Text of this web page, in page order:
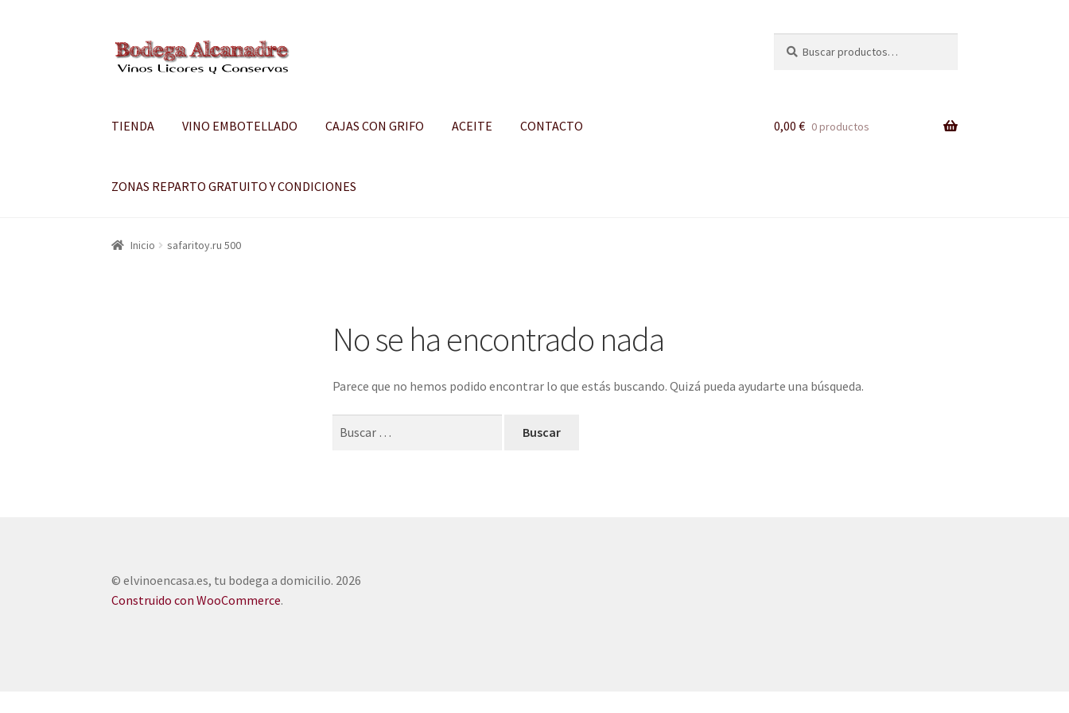
Ir
a
Ir
al
por:
TIENDA VINO EMBOTELLADO CAJAS CON GRIFO ACEITE CONTACTO
ZONAS REPARTO GRATUITO Y CONDICIONES
0,00 € 0 productos
Inicio safaritoy.ru 500
No se ha encontrado nada
Parece que no hemos podido encontrar lo que estás buscando. Quizá pueda ayudarte una búsqueda.
© elvinoencasa.es, tu bodega a domicilio. 2026
Construido con WooCommerce.